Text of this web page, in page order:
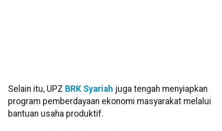
Selain itu, UPZ BRK Syariah juga tengah menyiapkan
program pemberdayaan ekonomi masyarakat melalui
bantuan usaha produktif.